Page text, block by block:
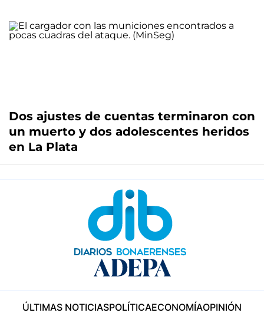
Dos ajustes de cuentas terminaron con
un muerto y dos adolescentes heridos
en La Plata
ÚLTIMAS NOTICIASPOLÍTICAECONOMÍAOPINIÓN